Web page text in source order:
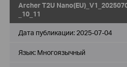
Archer T2U
_10_11
Дата публикации: 2025-07-04
Язык: Многоязычный